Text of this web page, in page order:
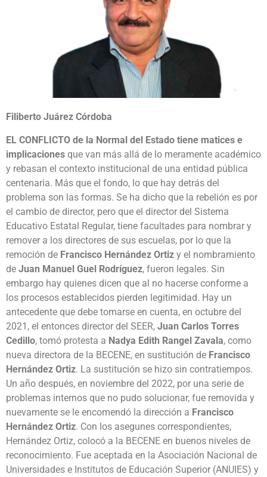
Filiberto Juárez Córdoba
EL CONFLICTO de la Normal del Estado tiene matices e
implicaciones que van más allá de lo meramente académico
y rebasan el contexto institucional de una entidad pública
centenaria. Más que el fondo, lo que hay detrás del
problema son las formas. Se ha dicho que la rebelión es por
el cambio de director, pero que el director del Sistema
Educativo Estatal Regular, tiene facultades para nombrar y
remover a los directores de sus escuelas, por lo que la
remoción de Francisco Hernández Ortiz y el nombramiento
de Juan Manuel Guel Rodríguez, fueron legales. Sin
embargo hay quienes dicen que al no hacerse conforme a
los procesos establecidos pierden legitimidad. Hay un
antecedente que debe tomarse en cuenta, en octubre del
2021, el entonces director del SEER, Juan Carlos Torres
Cedillo, tomó protesta a Nadya Edith Rangel Zavala, como
nueva directora de la BECENE, en sustitución de Francisco
Hernández Ortiz. La sustitución se hizo sin contratiempos.
Un año después, en noviembre del 2022, por una serie de
problemas internos que no pudo solucionar, fue removida y
nuevamente se le encomendó la dirección a Francisco
Hernández Ortiz. Con los asegunes correspondientes,
Hernández Ortiz, colocó a la BECENE en buenos niveles de
reconocimiento. Fue aceptada en la Asociación Nacional de
Universidades e Institutos de Educación Superior (ANUIES) y